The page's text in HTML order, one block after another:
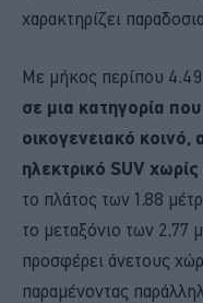
χαρακτηρίζει
Με μήκος περίπου 4,49
σε μια κατηγορία
οικογενειακό
ηλεκτρικό SUV
το πλάτος των 1,88
το μεταξόνιο των 2,77
προσφέρει άνετους
παραμένοντας